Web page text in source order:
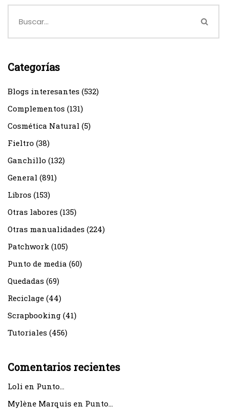
Categorías
Blogs interesantes (532)
Complementos (131)
Cosmética Natural (5)
Fieltro (38)
Ganchillo (132)
General (891)
Libros (153)
Otras labores (135)
Otras manualidades (224)
Patchwork (105)
Punto de media (60)
Quedadas (69)
Reciclage (44)
Scrapbooking (41)
Tutoriales (456)
Comentarios recientes
Loli en Punto…
Mylène Marquis en Punto…